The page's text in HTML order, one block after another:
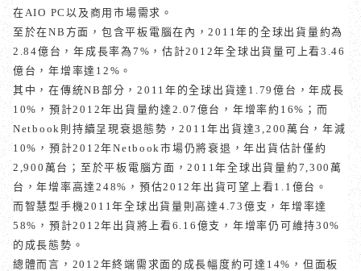
在 AIO PC以及商用市場需求。
至於在NB 方面，包含平板電腦在內，2011年的全球出貨量約為
2.84億台，年成長率為 7% ，估計2012年全球出貨量可上看3.46
億台，年增率達 12% 。
其中，在傳統NB 部分，2011年的全球出貨達 1.79億台，年成長
10% ，預計2012年出貨量約達2.07 億台，年增率約 16% ；而
Netbook 則持續呈現衰退態勢，2011年出貨達3,200萬台，年減
10% ，預計2012年Netbook市場仍將衰退，年出貨估計僅約
2,900 萬台；至於平板電腦方面，2011年全球出貨量約 7,300萬
台，年增率高達248% ，預估2012年出貨可望上看1.1 億台。
而智慧型手機2011年全球出貨量則高達4.73 億支，年增率達
58% ，預計2012年出貨將上看6.16 億支，年增率仍可維持30%
的成長態勢。
總體而言， 2012 年終端需求面的成長幅度約可達 14% ，但面板